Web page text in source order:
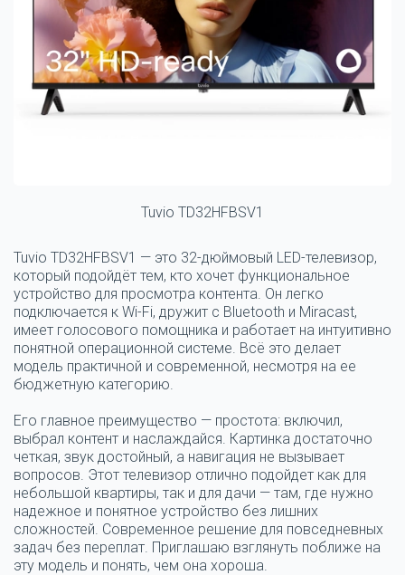
Tuvio TD32HFBSV1
Tuvio TD32HFBSV1 — это 32-дюймовый LED-телевизор,
который подойдёт тем, кто хочет функциональное
устройство для просмотра контента. Он легко
подключается к Wi-Fi, дружит с Bluetooth и Miracast,
имеет голосового помощника и работает на интуитивно
понятной операционной системе. Всё это делает
модель практичной и современной, несмотря на ее
бюджетную категорию.
Его главное преимущество — простота: включил,
выбрал контент и наслаждайся. Картинка достаточно
четкая, звук достойный, а навигация не вызывает
вопросов. Этот телевизор отлично подойдет как для
небольшой квартиры, так и для дачи — там, где нужно
надежное и понятное устройство без лишних
сложностей. Современное решение для повседневных
задач без переплат. Приглашаю взглянуть поближе на
эту модель и понять, чем она хороша.